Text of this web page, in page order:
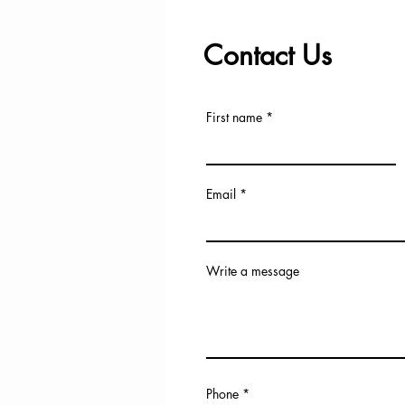
Contact Us
First name
Email
Write a message
Phone